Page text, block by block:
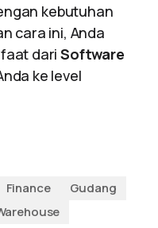
kebutuhan
cara ini, Anda
dariSoftware
ke level
Finance
Gudang